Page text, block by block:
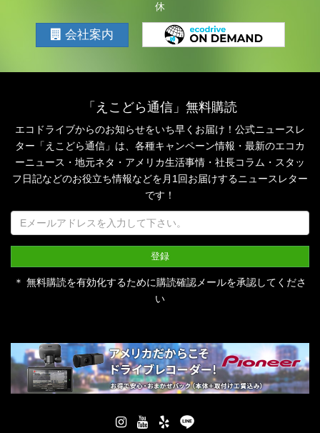
休
会社案内
「えこどら通信」無料購読
エコドライブからのお知らせをいち早くお届け！公式ニュースレ
ター「えこどら通信」は、 各種キャンペーン情報・最新のエコカ
ーニュース・地元ネタ・アメリカ生活事情・社長コラム・ スタッ
フ日記などのお役立ち情報などを月1回お届けするニュースレター
です！
＊ 無料購読を有効化するために購読確認メールを承認してくださ
い